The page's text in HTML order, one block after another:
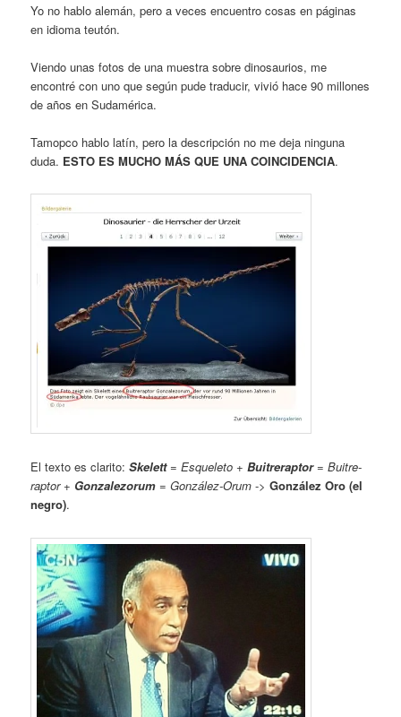
Yo no hablo alemán, pero a veces encuentro cosas en páginas
en idioma teutón.
Viendo unas fotos de una muestra sobre dinosaurios, me
encontré con uno que según pude traducir, vivió hace 90 millones
de años en Sudamérica.
Tamopco hablo latín, pero la descripción no me deja ninguna
duda. ESTO ES MUCHO MÁS QUE UNA COINCIDENCIA.
El texto es clarito:Skelett=Esqueleto +Buitreraptor=Buitre-
raptor+ Gonzalezorum =González-Orum ->González Oro (el
negro).